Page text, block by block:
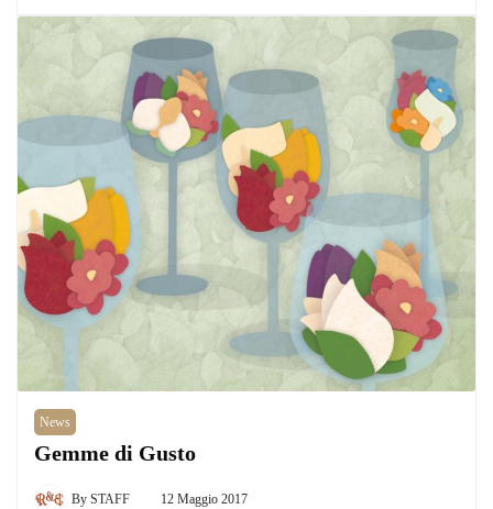
News
Gemme di Gusto
By STAFF 12 Maggio 2017